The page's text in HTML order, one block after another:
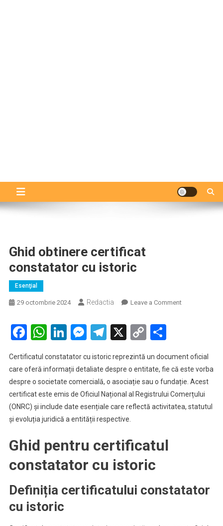
Ghid obtinere certificat
constatator cu istoric
Esenţial
29 octombrie 2024 Redactia Leave a Commenton
cu
istoric
Facebook
WhatsApp
LinkedIn
Messenger
Telegram
X Copy
Certificatul constatator cu istoric reprezintă un document oficial
care oferă informații detaliate despre o entitate, fie că este vorba
despre o societate comercială, o asociație sau o fundație. Acest
certificat este emis de Oficiul Național al Registrului Comerțului
(ONRC) și include date esențiale care reflectă activitatea, statutul
și evoluția juridică a entității respective.
Ghid pentru certificatul
constatator cu istoric
Definiția certificatului constatator
cu istoric